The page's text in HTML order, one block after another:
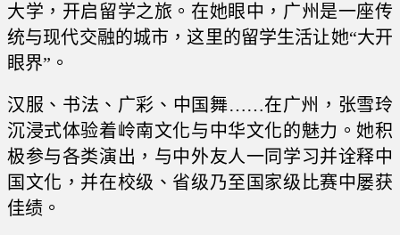
大学，开启留学之旅。在她眼中，广州是一座传
统与现代交融的城市，这里的留学生活让她“大开
眼界”。
汉服、书法、广彩、中国舞……在广州，张雪玲
沉浸式体验着岭南文化与中华文化的魅力。她积
极参与各类演出，与中外友人一同学习并诠释中
国文化，并在校级、省级乃至国家级比赛中屡获
佳绩。